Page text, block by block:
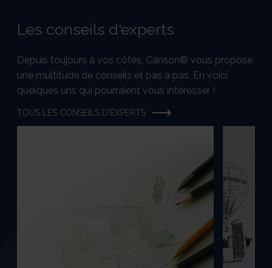
Les conseils d'experts
Depuis toujours à vos côtés, Canson® vous propose
une multitude de conseils et pas à pas. En voici
quelques uns qui pourraient vous intéresser !
TOUS LES CONSEILS D'EXPERTS